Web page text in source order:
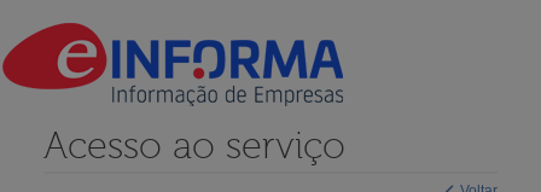
Acesso ao serviço